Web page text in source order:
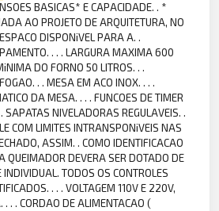
BASICAS* E CAPACIDADE. . *
AO PROJETO DE ARQUITETURA, NO
DISPONiVEL PARA A. .
. . . LARGURA MAXIMA 600
DO FORNO 50 LITROS. . .
. . MESA EM ACO INOX. . . .
DA MESA. . . . FUNCOES DE TIMER
SAPATAS NIVELADORAS REGULAVEIS. .
COM LIMITES INTRANSPONiVEIS NAS
ASSIM. . COMO IDENTIFICACAO
QUEIMADOR DEVERA SER DOTADO DE
INDIVIDUAL. TODOS OS CONTROLES
. . . VOLTAGEM 110V E 220V,
. . CORDAO DE ALIMENTACAO (